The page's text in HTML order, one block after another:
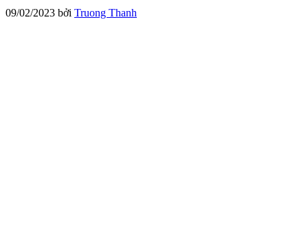
09/02/2023 bởi Truong Thanh